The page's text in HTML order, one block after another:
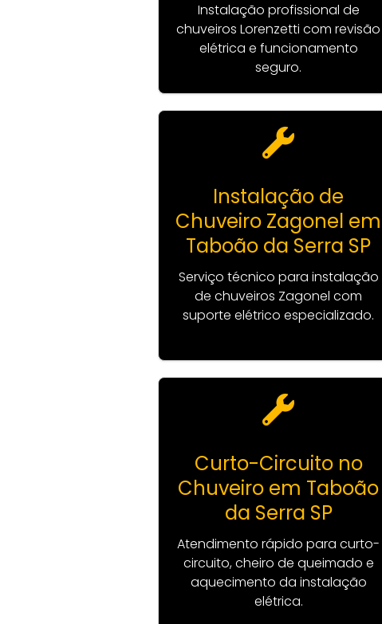
Instalação profissional de
chuveiros Lorenzetti com revisão
elétrica e funcionamento
seguro.
Instalação de
Chuveiro Zagonel em
Taboão da Serra SP
Serviço técnico para instalação
de chuveiros Zagonel com
suporte elétrico especializado.
Curto-Circuito no
Chuveiro em Taboão
da Serra SP
Atendimento rápido para curto-
circuito, cheiro de queimado e
aquecimento da instalação
elétrica.